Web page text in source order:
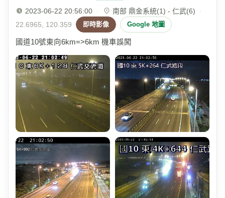
2023-06-22 20:56:00 · 南部 鼎金系統(1) - 仁武(6)
·
22.6965, 120.359
即時影像 Google 地圖
國道10號東向6km=>6km 機車誤闖